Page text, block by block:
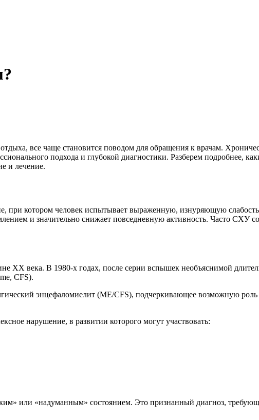
все чаще становится поводом для обращения к врачам.
подхода и глубокой диагностики. Разберем подробнее,
и лечение.
котором человек испытывает выраженную, изнуряющую
и значительно снижает повседневную активность. Часто СХУ
XX века. В 1980-х годах, после серии вспышек необъяснимой
CFS).
энцефаломиелит (ME/CFS), подчеркивающее возможную
нарушение, в развитии которого могут участвовать:
или «надуманным» состоянием. Это признанный диагноз,